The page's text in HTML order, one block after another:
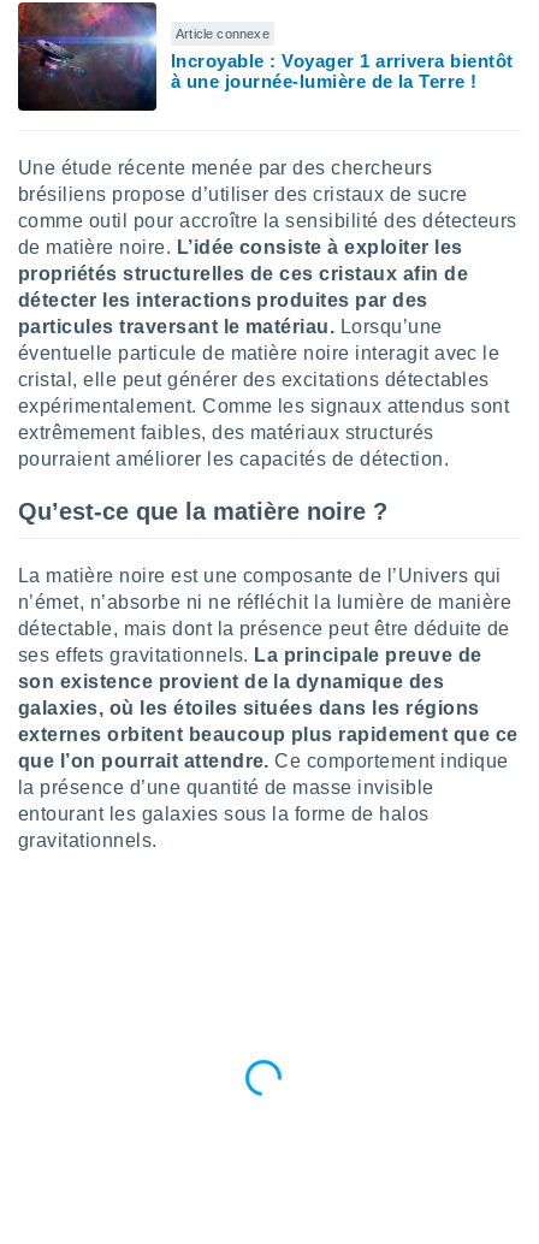
au
de
web.
pas
de
vous
à
notre
cas,
la
sur le
et que
ne
ou
Article connexe
Incroyable : Voyager 1 arrivera bientôt
à une journée-lumière de la Terre !
Une étude récente menée par des chercheurs
brésiliens propose d’utiliser des cristaux de sucre
comme outil pour accroître la sensibilité des détecteurs
de matière noire. L’idée consiste à exploiter les
propriétés structurelles de ces cristaux afin de
détecter les interactions produites par des
particules traversant le matériau. Lorsqu’une
éventuelle particule de matière noire interagit avec le
cristal, elle peut générer des excitations détectables
expérimentalement. Comme les signaux attendus sont
extrêmement faibles, des matériaux structurés
pourraient améliorer les capacités de détection.
Qu’est-ce que la matière noire ?
La matière noire est une composante de l’Univers qui
n’émet, n’absorbe ni ne réfléchit la lumière de manière
détectable, mais dont la présence peut être déduite de
ses effets gravitationnels. La principale preuve de
son existence provient de la dynamique des
galaxies, où les étoiles situées dans les régions
externes orbitent beaucoup plus rapidement que ce
que l’on pourrait attendre.Ce comportement indique
la présence d’une quantité de masse invisible
entourant les galaxies sous la forme de halos
gravitationnels.